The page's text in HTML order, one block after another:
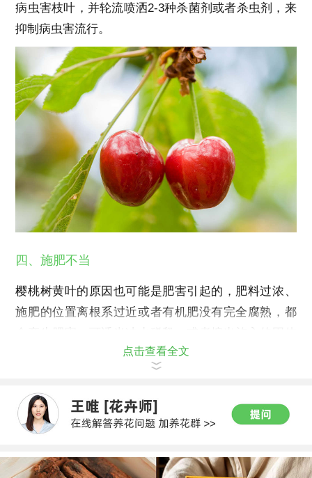
病虫害枝叶，并轮流喷洒2-3种杀菌剂或者杀虫剂，来
抑制病虫害流行。
四、施肥不当
樱桃树黄叶的原因也可能是肥害引起的，肥料过浓、
施肥的位置离根系过近或者有机肥没有完全腐熟，都
肥料进行换土，之后还要注意使用正确的施肥方法。
点击查看全文